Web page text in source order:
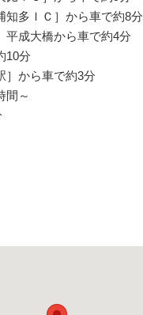
多ＩＣ］から車で約8分
成大橋から車で約4分
10分
から車で約3分
間～